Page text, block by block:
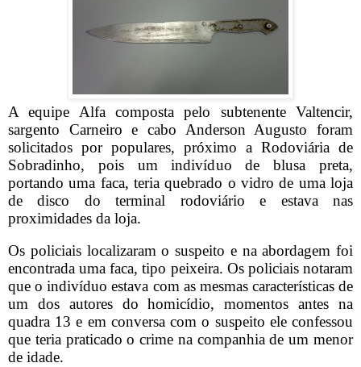
A equipe Alfa composta pelo subtenente Valtencir,
sargento Carneiro e cabo Anderson Augusto foram
solicitados por populares, próximo a Rodoviária de
Sobradinho, pois um indivíduo de blusa preta,
portando uma faca, teria quebrado o vidro de uma loja
de disco do terminal rodoviário e estava nas
proximidades da loja.
Os policiais localizaram o suspeito e na abordagem foi
encontrada uma faca, tipo peixeira. Os policiais notaram
que o indivíduo estava com as mesmas características de
um dos autores do homicídio, momentos antes na
quadra 13 e em conversa com o suspeito ele confessou
que teria praticado o crime na companhia de um menor
de idade.